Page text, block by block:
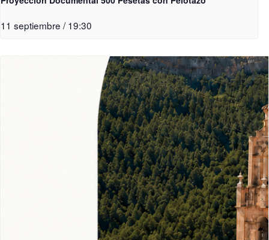
11 septiembre / 19:30